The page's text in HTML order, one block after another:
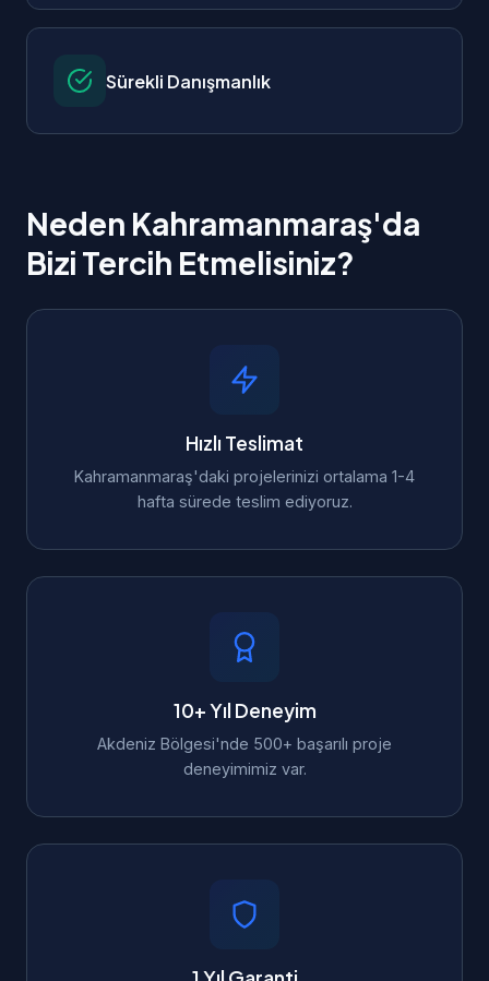
Sürekli Danışmanlık
Neden Kahramanmaraş'da
Bizi Tercih Etmelisiniz?
Hızlı Teslimat
Kahramanmaraş'daki projelerinizi ortalama 1-4
hafta sürede teslim ediyoruz.
10+ Yıl Deneyim
Akdeniz Bölgesi'nde 500+ başarılı proje
deneyimimiz var.